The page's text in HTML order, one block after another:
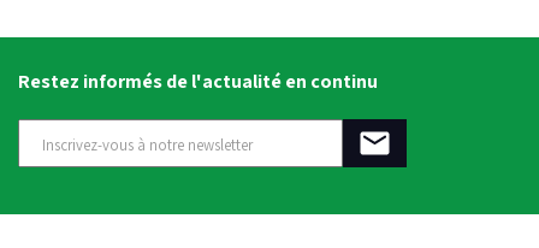
Restez informés de l'actualité en continu